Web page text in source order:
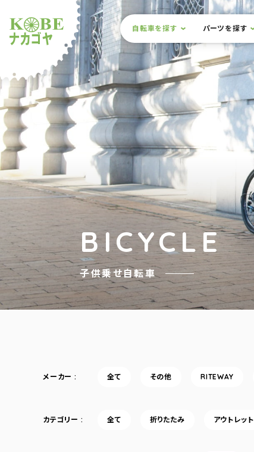
ショップナカゴヤ
サイト内メニュー
本文までスキップ
自転車を探す パーツを探す
BICYCLE
子供乗せ自転車
メーカー 全て その他 RITEWAY
カテゴリー 全て 折りたたみ アウトレット